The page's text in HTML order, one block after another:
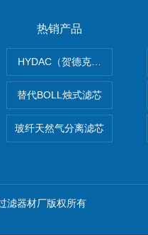
热销产品
HYDAC（贺德克）滤芯
替代BOLL烛式滤芯
玻纤天然气分离滤芯
滤器材厂版权所有